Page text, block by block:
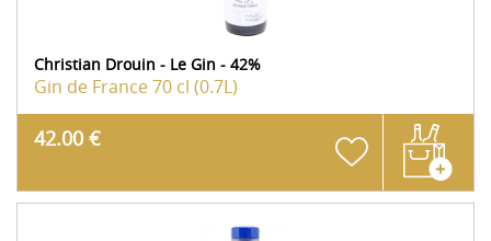
Christian Drouin - Le Gin - 42%
Gin de France70 cl (0.7L)
42.00 €